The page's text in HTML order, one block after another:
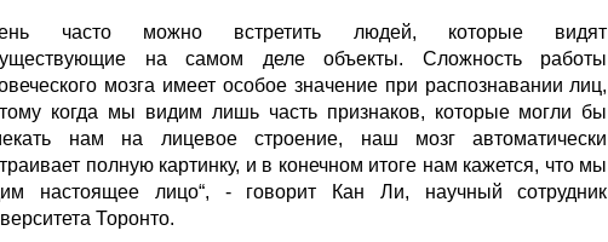
часто можно встретить людей, которые видят
на самом деле объекты. Сложность работы
мозга имеет особое значение при распознавании лиц,
когда мы видим лишь часть признаков, которые могли бы
нам на лицевое строение, наш мозг автоматически
полную картинку, и в конечном итоге нам кажется, что мы
настоящее лицо“, - говорит Кан Ли, научный сотрудник
Торонто.